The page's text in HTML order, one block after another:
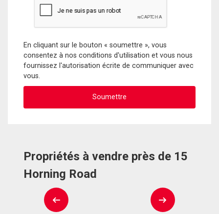
En cliquant sur le bouton « soumettre », vous
consentez à nos conditions d'utilisation et vous nous
fournissez l'autorisation écrite de communiquer avec
vous.
Propriétés à vendre près de 15
Horning Road